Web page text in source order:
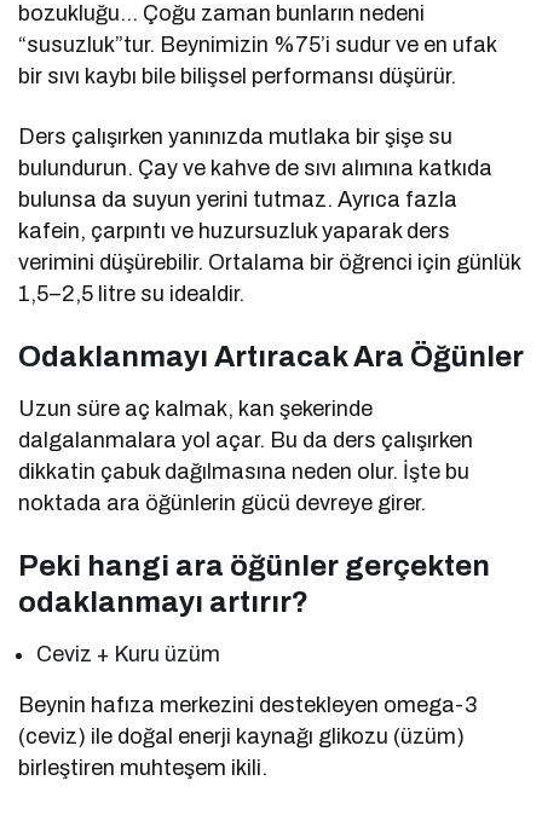
bozukluğu… Çoğu zaman bunların nedeni
“susuzluk”tur. Beynimizin %75’i sudur ve en ufak
bir sıvı kaybı bile bilişsel performansı düşürür.
Ders çalışırken yanınızda mutlaka bir şişe su
bulundurun. Çay ve kahve de sıvı alımına katkıda
bulunsa da suyun yerini tutmaz. Ayrıca fazla
kafein, çarpıntı ve huzursuzluk yaparak ders
verimini düşürebilir. Ortalama bir öğrenci için günlük
1,5–2,5 litre su idealdir.
Odaklanmayı Artıracak Ara Öğünler
Uzun süre aç kalmak, kan şekerinde
dalgalanmalara yol açar. Bu da ders çalışırken
dikkatin çabuk dağılmasına neden olur. İşte bu
noktada ara öğünlerin gücü devreye girer.
Peki hangi ara öğünler gerçekten
odaklanmayı artırır?
Ceviz + Kuru üzüm
Beynin hafıza merkezini destekleyen omega-3
(ceviz) ile doğal enerji kaynağı glikozu (üzüm)
birleştiren muhteşem ikili.